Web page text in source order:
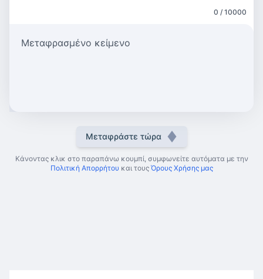
0 / 10000
Μεταφρασμένο κείμενο
Μεταφράστε τώρα
Κάνοντας κλικ στο παραπάνω κουμπί, συμφωνείτε αυτόματα με την
Πολιτική Απορρήτου και τους Όρους Χρήσης μας